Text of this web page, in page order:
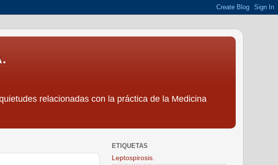
relacionadas con la práctica de la Medicina
ETIQUETAS
Leptospirosis.